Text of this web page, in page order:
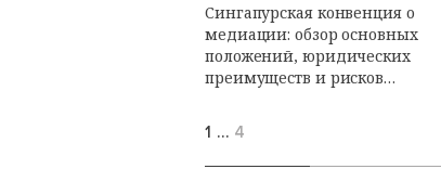
Сингапурская конвенция о
медиации: обзор основных
положений, юридических
преимуществ и рисков
Федерации
1 … 4